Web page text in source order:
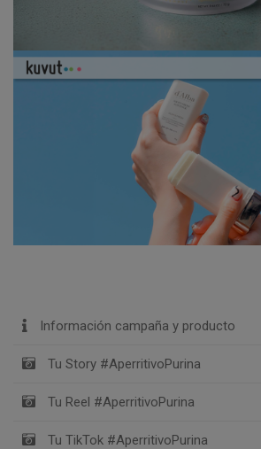
Información campaña y producto
Tu Story #AperritivoPurina
Tu Reel #AperritivoPurina
Tu TikTok #AperritivoPurina